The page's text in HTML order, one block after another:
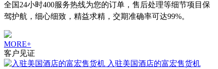
全国24小时400服务热线为您的订单，售后处理等细节项目保
驾护航，细心细致，精益求精，交期准确率可达99%。
MORE+
客户见证
入驻美国酒店的富宏售货机